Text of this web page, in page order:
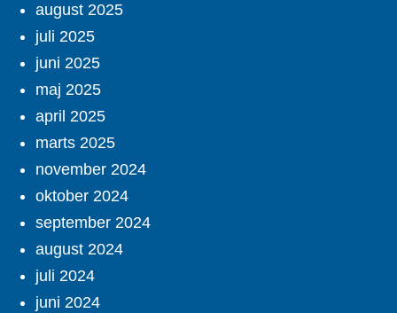
august 2025
juli 2025
juni 2025
maj 2025
april 2025
marts 2025
november 2024
oktober 2024
september 2024
august 2024
juli 2024
juni 2024